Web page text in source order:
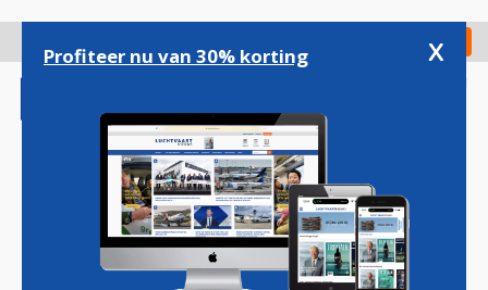
gaan
Check in
Magazine Podcasts Vacatures
Profiteer nu van 30% korting x